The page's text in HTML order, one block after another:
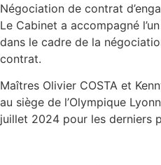
Négociation de contrat
Le Cabinet a accompagné
dans le cadre de la
contrat.
Maîtres Olivier COSTA et
au siège de l’Olympique
juillet 2024 pour les derniers